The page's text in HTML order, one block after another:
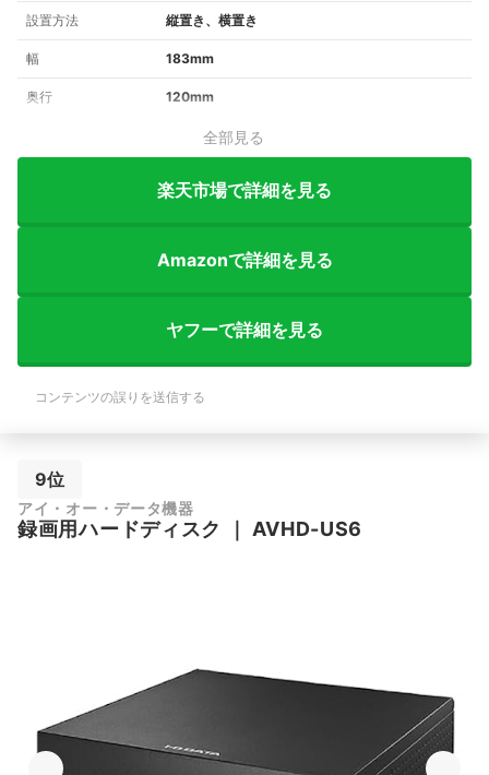
設置方法 縦置き、横置き
幅 183mm
奥行 120mm
全部見る
楽天市場で詳細を見る
Amazonで詳細を見る
ヤフーで詳細を見る
コンテンツの誤りを送信する
9位
アイ・オー・データ機器
録画用ハードディスク ｜AVHD-US6